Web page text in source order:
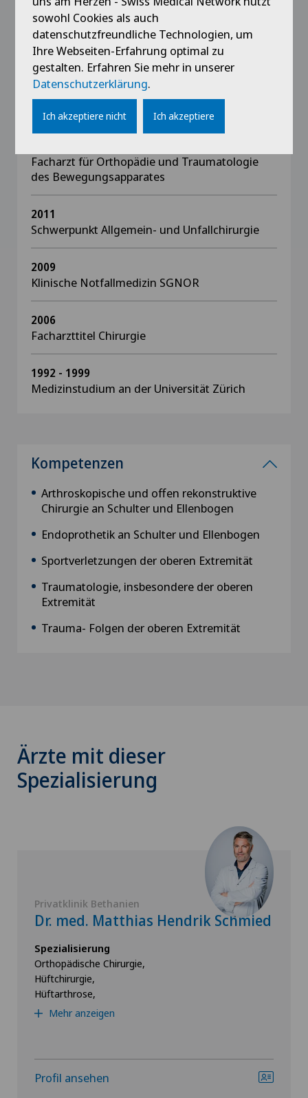
Advanced Trauma Life Support ATLS – ehem.
Instructor
Ausbildung
Facharzt für Orthopädie und Traumatologie
des Bewegungsapparates
2011
Schwerpunkt Allgemein- und Unfallchirurgie
2009
Klinische Notfallmedizin SGNOR
2006
Facharzttitel Chirurgie
1992 - 1999
Medizinstudium an der Universität Zürich
Kompetenzen
Arthroskopische und offen rekonstruktive
Chirurgie an Schulter und Ellenbogen
Endoprothetik an Schulter und Ellenbogen
Sportverletzungen der oberen Extremität
Traumatologie, insbesondere der oberen
Extremität
Trauma- Folgen der oberen Extremität
Ärzte mit dieser
Spezialisierung
Privatklinik Bethanien
Dr. med. Matthias Hendrik Schmied
Spezialisierung
Orthopädische Chirurgie,
Hüftchirurgie,
Hüftarthrose,
Mehr anzeigen
Profil ansehen
sowohl Cookies als auch
datenschutzfreundliche Technologien, um
Ihre Webseiten-Erfahrung optimal zu
gestalten. Erfahren Sie mehr in unserer
Datenschutzerklärung.
Ich akzeptiere nicht Ich akzeptiere